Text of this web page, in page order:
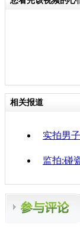
相关报道
实拍男
监拍:碰